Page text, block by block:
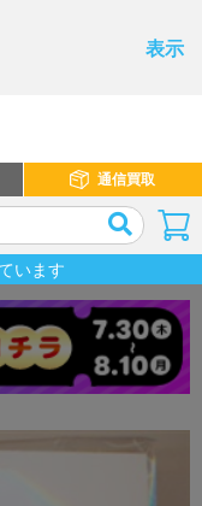
表示
通信買取
います